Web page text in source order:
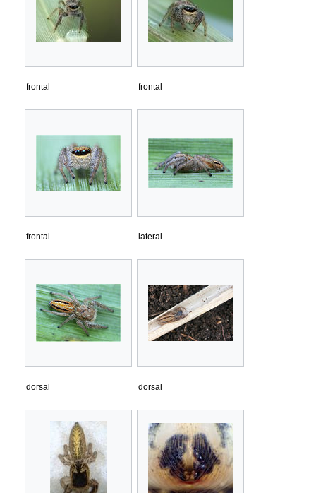
frontal frontal
frontal lateral
dorsal dorsal